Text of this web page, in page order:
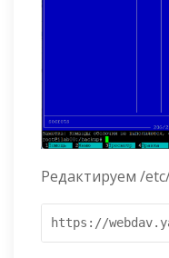
Редактируем /
https://